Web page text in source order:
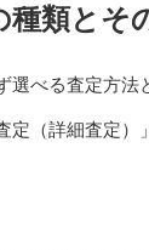
種類とそ
選べる査定方法
定（詳細査定）